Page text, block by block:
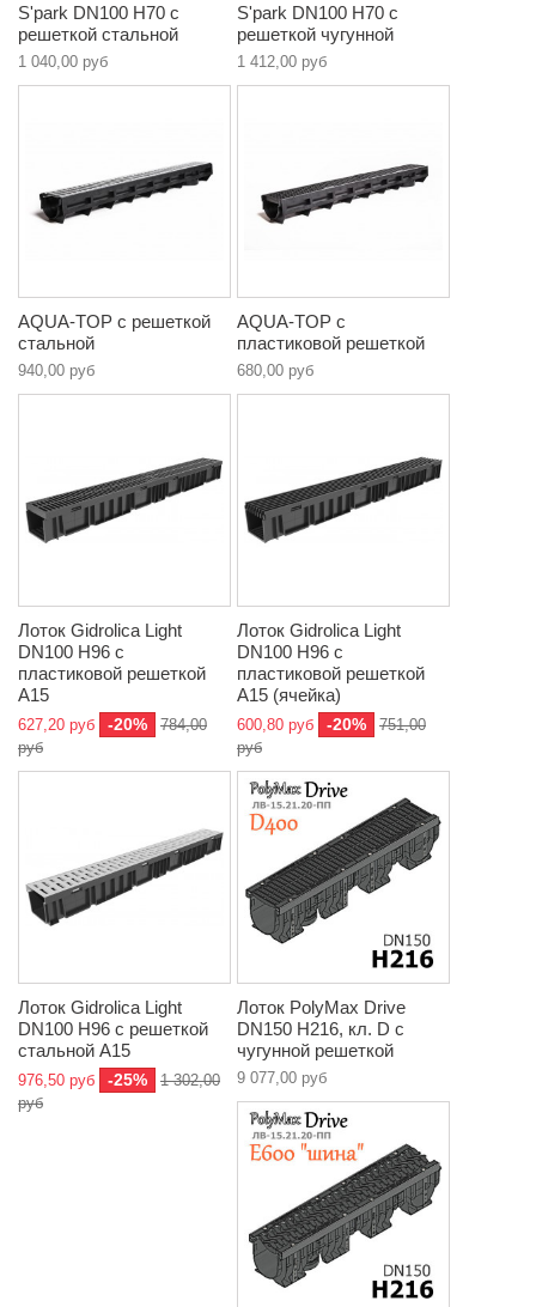
S'park DN100 H70 c
решеткой стальной
1 040,00 руб
S'park DN100 H70 c
решеткой чугунной
1 412,00 руб
AQUA-TOP с решеткой
стальной
940,00 руб
AQUA-TOP c
пластиковой решеткой
680,00 руб
Лоток Gidrolica Light
DN100 Н96 с
пластиковой решеткой
A15
627,20 руб -20%
784,00
руб
Лоток Gidrolica Light
DN100 Н96 с
пластиковой решеткой
A15 (ячейка)
600,80 руб -20%
751,00
руб
Лоток Gidrolica Light
DN100 Н96 с решеткой
стальной A15
976,50 руб -25%
1 302,00
руб
Лоток PolyMax Drive
DN150 H216, кл. D с
чугунной решеткой
9 077,00 руб